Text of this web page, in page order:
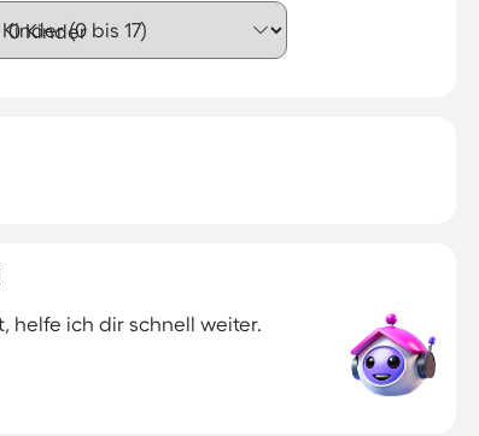
Kinder (0 bis 17)
helfe ich dir schnell weiter.